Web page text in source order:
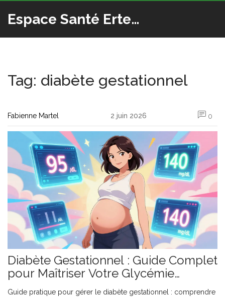
Espace Santé Ertedis
Tag: diabète gestationnel
Fabienne Martel 2 juin 2026 0
Diabète Gestationnel : Guide Complet
pour Maîtriser Votre Glycémie
Pendant la Grossesse
Guide pratique pour gérer le diabète gestationnel : comprendre